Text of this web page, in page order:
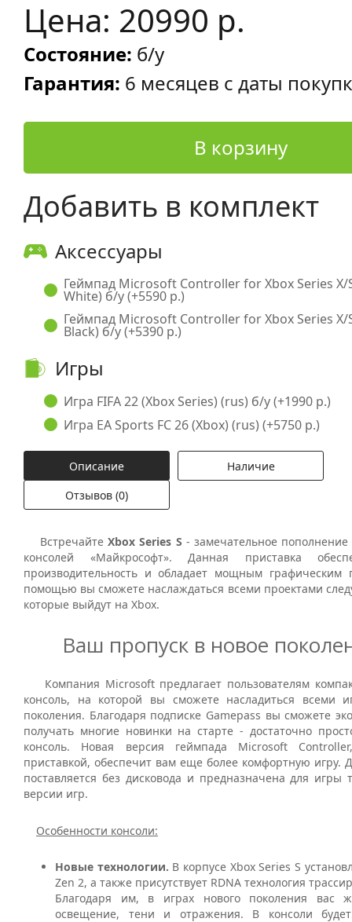
Цена: 20990 р.
Состояние: б/у
Гарантия: 6 месяцев с даты
В корзину
Добавить в комплект
Аксессуары
Геймпад Microsoft Controller for Xbox Series
White) б/у (+5590 р.)
Геймпад Microsoft Controller for Xbox Series
Black) б/у (+5390 р.)
Игры
Игра FIFA 22 (Xbox Series) (rus) б/у (+1990 р.)
Игра EA Sports FC 26 (Xbox) (rus) (+5750 р.)
Описание
Наличие
Отзывов (0)
ВстречайтеXbox Series S - замечательное
консолей «Майкрософт». Данная приставка
производительность и обладает мощным графическим
помощью вы сможете наслаждаться всеми проектами
которые выйдут на Xbox.
Ваш пропуск в новое
Компания Microsoft предлагает пользователям
консоль, на которой вы сможете насладиться всеми
поколения. Благодаря подписке Gamepass вы сможете
получать многие новинки на старте - достаточно
консоль. Новая версия геймпада Microsoft
приставкой, обеспечит вам еще более комфортную игру.
поставляется без дисковода и предназначена для игры
версии игр.
Особенности консоли:
Новые технологии. В корпусе Xbox Series S
Zen 2, а также присутствует RDNA технология
Благодаря им, в играх нового поколения вас
освещение, тени и отражения. В консоли